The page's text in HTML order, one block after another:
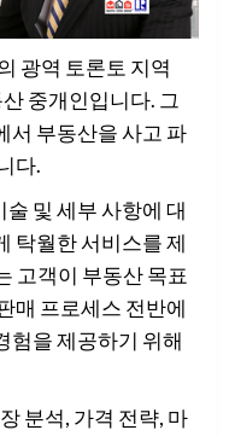
광역 토론토 지역
중개인입니다. 그
서 부동산을 사고 파
다.
및 세부 사항에 대
탁월한 서비스를 제
고객이 부동산 목표
매 프로세스 전반에
험을 제공하기 위해
분석, 가격 전략, 마